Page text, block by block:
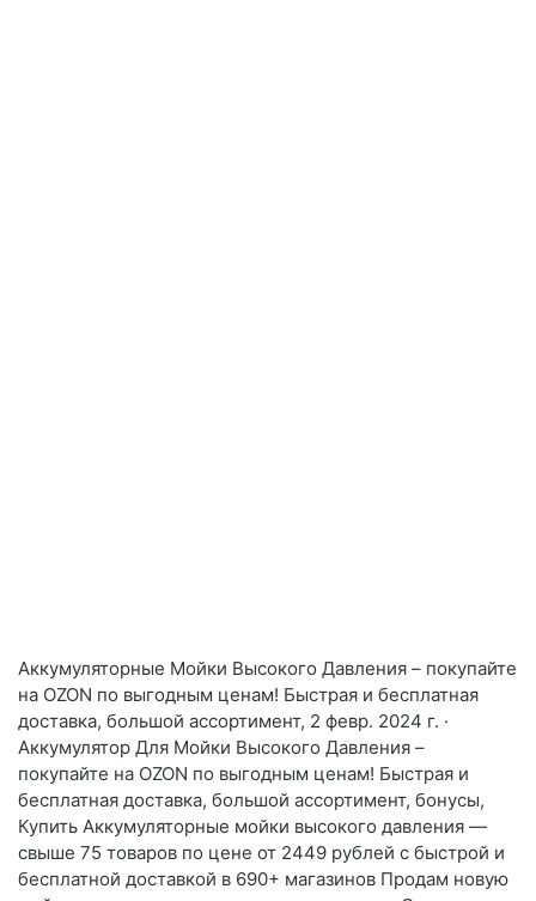
Аккумуляторные Мойки Высокого Давления – покупайте
на OZON по выгодным ценам! Быстрая и бесплатная
доставка, большой ассортимент, 2 февр. 2024 г. ·
Аккумулятор Для Мойки Высокого Давления –
покупайте на OZON по выгодным ценам! Быстрая и
бесплатная доставка, большой ассортимент, бонусы,
Купить Аккумуляторные мойки высокого давления —
свыше 75 товаров по цене от 2449 рублей с быстрой и
бесплатной доставкой в 690+ магазинов Продам новую